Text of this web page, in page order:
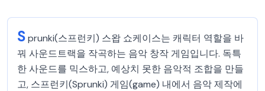
Sprunki(스프런키) 스왑 쇼케이스는 캐릭터 역할을 바
꿔 사운드트랙을 작곡하는 음악 창작 게임입니다. 독특
한 사운드를 믹스하고, 예상치 못한 음악적 조합을 만들
고, 스프런키(Sprunki) 게임(game) 내에서 음악 제작에